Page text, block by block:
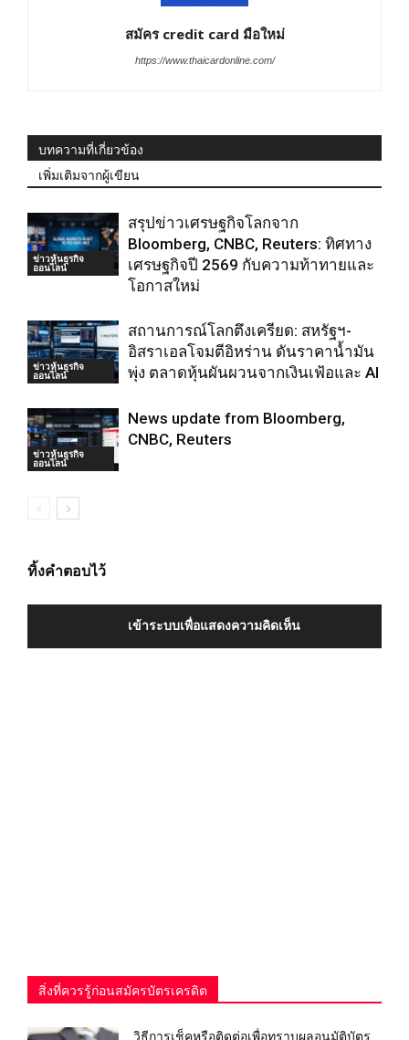
สมัคร credit card มือใหม่
https://www.thaicardonline.com/
บทความที่เกี่ยวข้อง
เพิ่มเติมจากผู้เขียน
ข่าวหุ้นธุรกิจ
ออนไลน์
สรุปข่าวเศรษฐกิจโลกจาก
Bloomberg, CNBC, Reuters: ทิศทาง
เศรษฐกิจปี 2569 กับความท้าทายและ
โอกาสใหม่
ข่าวหุ้นธุรกิจ
ออนไลน์
สถานการณ์โลกตึงเครียด: สหรัฐฯ-
อิสราเอลโจมตีอิหร่าน ดันราคาน้ำมัน
พุ่ง ตลาดหุ้นผันผวนจากเงินเฟ้อและ AI
ข่าวหุ้นธุรกิจ
ออนไลน์
News update from Bloomberg,
CNBC, Reuters
ทิ้งคำตอบไว้
เข้าระบบเพื่อแสดงความคิดเห็น
สิ่งที่ควรรู้ก่อนสมัครบัตรเครดิต
วิธีการเช็คหรือติดต่อเพื่อทราบผลอนุมัติบัตร